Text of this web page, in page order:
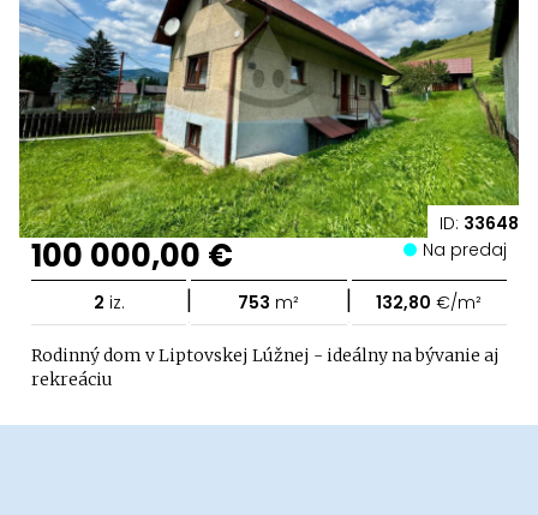
ID: 33648
100 000,00 € Na predaj
2 iz. | 753 m² | 132,80 €/m²
Rodinný dom v Liptovskej Lúžnej - ideálny na bývanie aj
rekreáciu